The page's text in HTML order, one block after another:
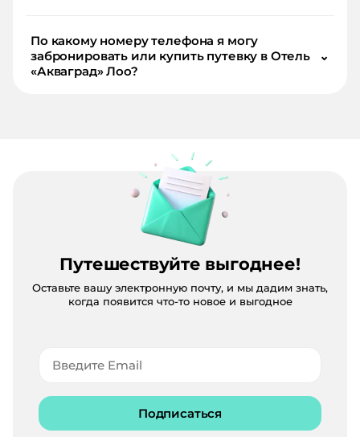
По какому номеру телефона я могу
забронировать или купить путевку в Отель
«Акваград» Лоо?
⌄
Путешествуйте выгоднее!
Оставьте вашу электронную почту, и мы дадим знать,
когда появится что-то новое и выгодное
Подписаться